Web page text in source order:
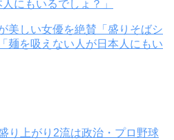
美しい女優を絶賛「盛りそばシ
麺を吸えない人が日本人にもい
り上がり2流は政治・プロ野球